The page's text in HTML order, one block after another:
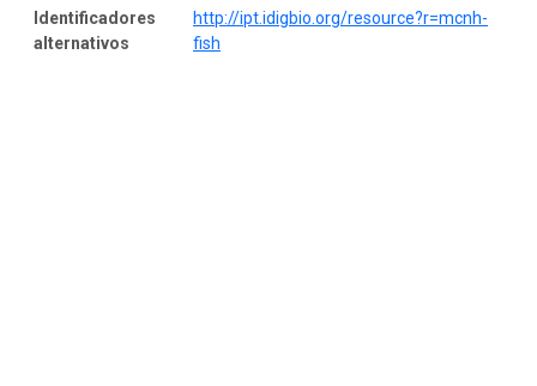
Identificadores
alternativos
http://ipt.idigbio.org/resource?r=mcnh-
fish